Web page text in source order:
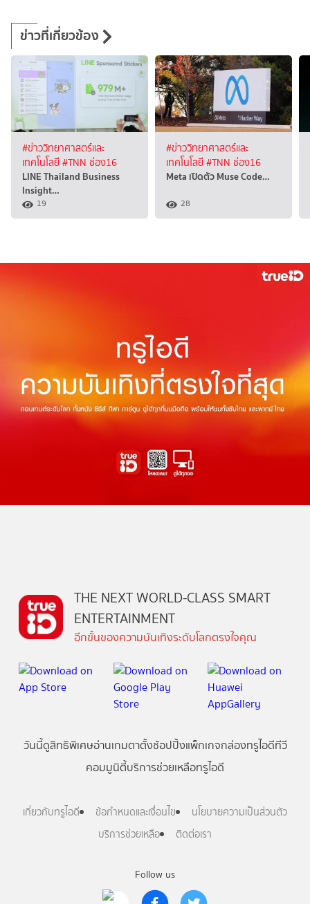
ข่าวที่เกี่ยวข้อง
#ข่าววิทยาศาสตร์และ
เทคโนโลยี#TNN ช่อง16
LINE Thailand Business
Insight…
19
#ข่าววิทยาศาสตร์และ
เทคโนโลยี#TNN ช่อง16
Meta เปิดตัว Muse Code…
28
Follow us
THE NEXT WORLD-CLASS SMART
ENTERTAINMENT
อีกขั้นของความบันเทิงระดับโลกตรงใจคุณ
วันนี้ดูสิทธิพิเศษอ่านเกมตาตั้งช้อปปิ้งแพ็กเกจกล่องทรูไอดีทีวี
คอมมูนิตี้บริการช่วยเหลือทรูไอดี
เกี่ยวกับทรูไอดี ข้อกำหนดและเงื่อนไข
นโยบายความเป็นส่วนตัว
บริการช่วยเหลือ
ติดต่อเรา